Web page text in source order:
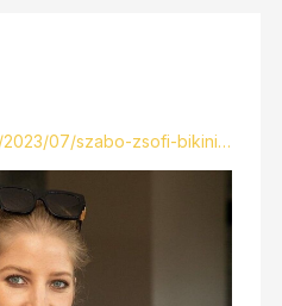
07/szabo-zsofi-bikini…